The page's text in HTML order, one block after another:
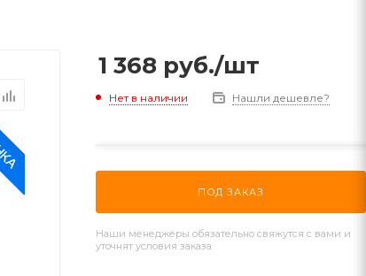
1 368 руб./шт
Нет в наличии Нашли дешевле?
ПОД ЗАКАЗ
Наши менеджеры обязательно свяжутся с вами и
уточнят условия заказа